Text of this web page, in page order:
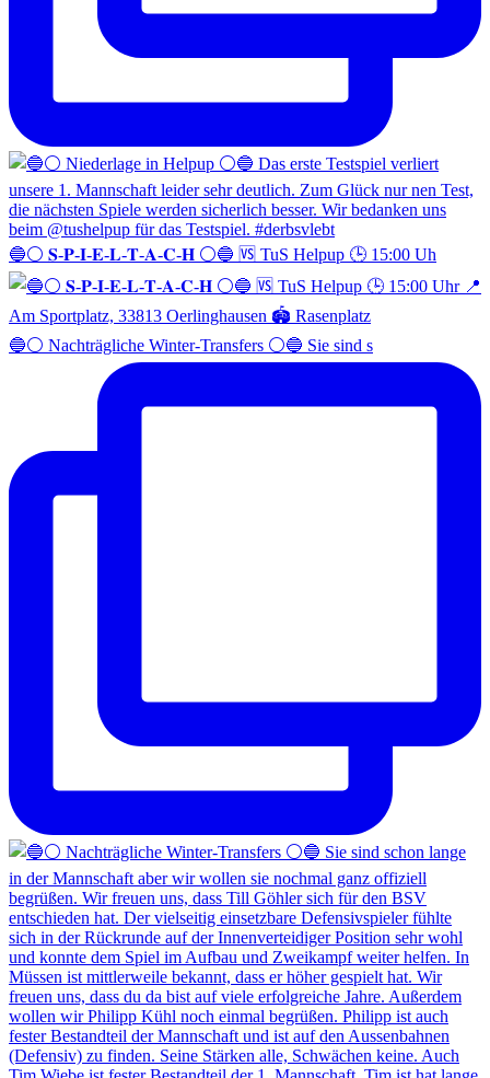
🔵⚪️ 𝐒-𝐏-𝐈-𝐄-𝐋-𝐓-𝐀-𝐂-𝐇 ⚪️🔵 🆚 TuS Helpup 🕒 15:00 Uh
🔵⚪️ Nachträgliche Winter-Transfers ⚪️🔵 Sie sind s